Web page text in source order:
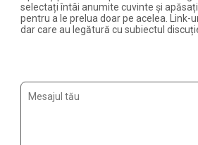
selectați întâi anumite cuvinte și
pentru a le prelua doar pe acelea. Link-
dar care au legătură cu subiectul